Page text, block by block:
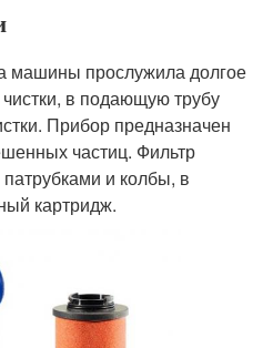
машины прослужила долгое
в подающую трубу
Прибор предназначен
частиц. Фильтр
патрубками и колбы, в
картридж.